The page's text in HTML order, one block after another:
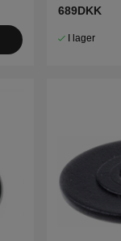
689DKK
I lager